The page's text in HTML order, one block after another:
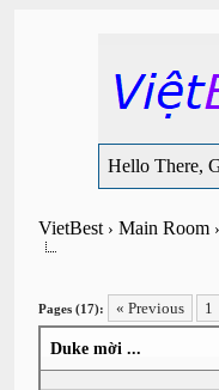
Hello There,
VietBest›Main Room
Pages (17): « Previous 1
Duke mời ...